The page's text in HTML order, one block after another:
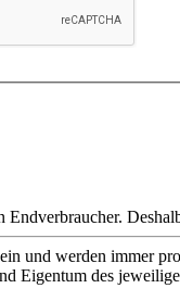
Endverbraucher.
und werden immer
Eigentum des